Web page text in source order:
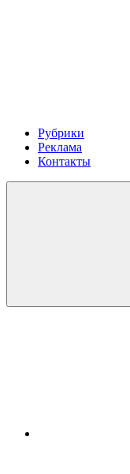
Рубрики
Реклама
Контакты